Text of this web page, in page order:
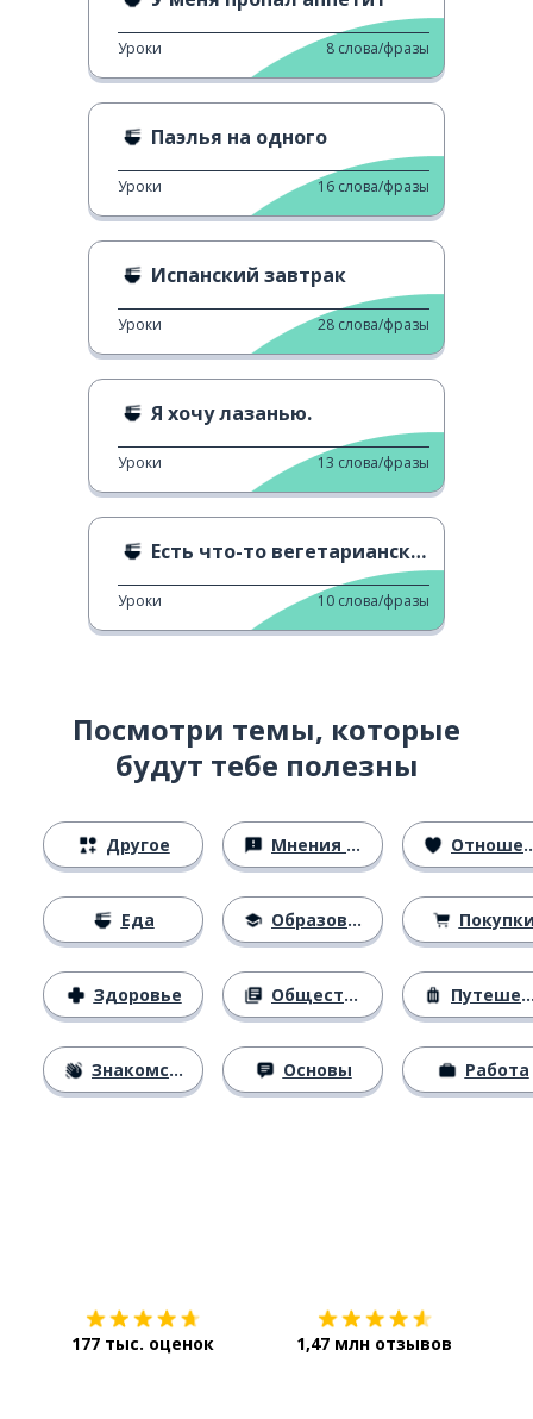
Уроки 8 слова/фразы
Паэлья на одного
Уроки 16 слова/фразы
Испанский завтрак
Уроки 28 слова/фразы
Я хочу лазанью.
Уроки 13 слова/фразы
Есть что-то вегетарианское?
Уроки 10 слова/фразы
Посмотри темы, которые
будут тебе полезны
Другое
Еда
Здоровье
Знакомство
Мнения и убеждения
Образование
Общество
Основы
Отношения
Путешествия
Работа
177 тыс. оценок 1,47 млн отзывов